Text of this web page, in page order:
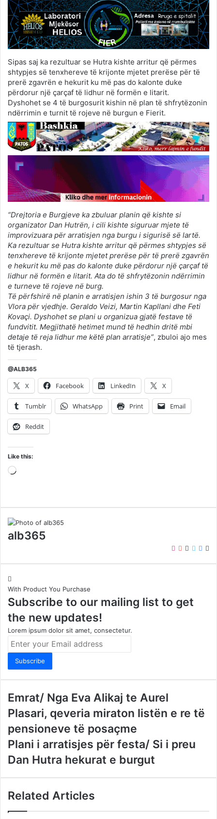
Sipas saj ka rezultuar se Hutra kishte arritur që përmes
shtypjes së tenxhereve të krijonte mjetet prerëse për të
prerë zgavrën e hekurit ku më pas do kalonte duke
përdorur një çarçaf të lidhur në formën e litarit.
Dyshohet se 4 të burgosurit kishin në plan të shfrytëzonin
ndërrimin e turnit të rojeve në burgun e Fierit.
“Drejtoria e Burgjeve ka zbuluar planin që kishte si
organizator Dan Hutrën, i cili kishte siguruar mjete të
improvizuara për arratisjen nga burgu i sigurisë së lartë.
Ka rezultuar se Hutra kishte arritur që përmes shtypjes së
tenxhereve të krijonte mjetet prerëse për të prerë zgavrën
e hekurit ku më pas do kalonte duke përdorur një çarçaf të
lidhur në formën e litarit. Ata do të shfrytëzonin ndërrimin
e turneve të rojeve në burg.
Të përfshirë në planin e arratisjen ishin 3 të burgosur nga
Vlora për vjedhje. Geraldo Veizi, Martin Kapllani dhe Feti
Kovaçi. Dyshohet se plani u organizua gjatë festave të
fundvitit. Megjithatë hetimet mund të hedhin dritë mbi
detaje të reja lidhur me këtë plan arratisje”, zbuloi ajo mes
të tjerash.
@ALB365
X Facebook LinkedIn X
Tumblr WhatsApp Print Email
Reddit
Like this:
Loading…
alb365
Twitter
LinkedIn
YouTube
Instagram
With Product You Purchase
Subscribe to our mailing list to get
the new updates!
Lorem ipsum dolor sit amet, consectetur.
Enter
Email
address
Emrat/ Nga Eva Alikaj te Aurel
Plasari, qeveria miraton listën e re të
pensioneve të posaçme
Plani i arratisjes për festa/ Si i preu
Dan Hutra hekurat e burgut
Related Articles